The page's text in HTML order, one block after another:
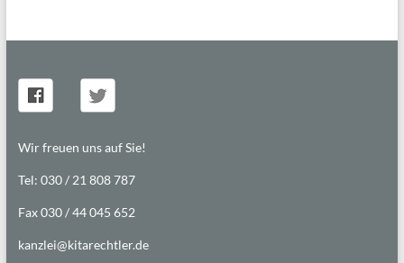
Wir freuen uns auf Sie!
Tel: 030 / 21 808 787
Fax 030 / 44 045 652
kanzlei@kitarechtler.de